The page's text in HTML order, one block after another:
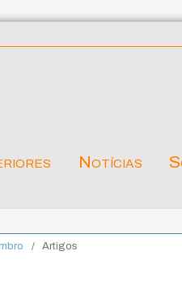
Notícias
/ Artigos